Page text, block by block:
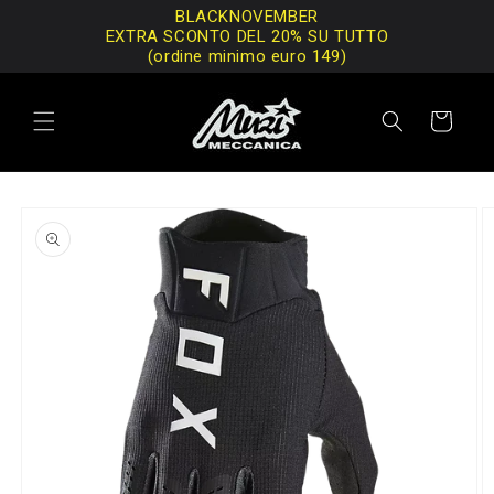
BLACKNOVEMBER
EXTRA SCONTO DEL 20% SU TUTTO
(ordine minimo euro 149)
ai contenuti
Carrello
informazioni
sul prodotto